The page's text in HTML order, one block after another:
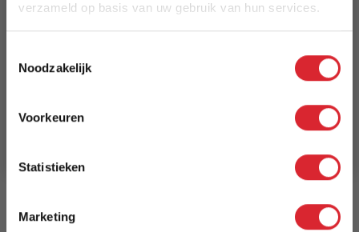
verzameld op basis van uw gebruik van hun services.
Noodzakelijk
Voorkeuren
Statistieken
Marketing
579 Kenya Gravel
Neah X 160 Sofa Bed with Standard Arms
U plaatst een review over:
Innovation Living Neah X 160 Sofa
Bed with Standard Arms - stof 579